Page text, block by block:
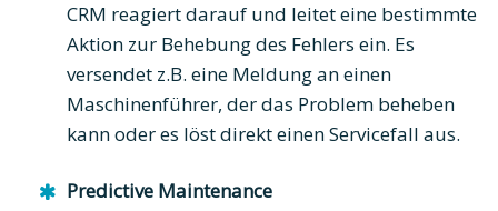
CRM reagiert darauf und leitet eine bestimmte
Aktion zur Behebung des Fehlers ein. Es
versendet z.B. eine Meldung an einen
Maschinenführer, der das Problem beheben
kann oder es löst direkt einen Servicefall aus.
Predictive Maintenance